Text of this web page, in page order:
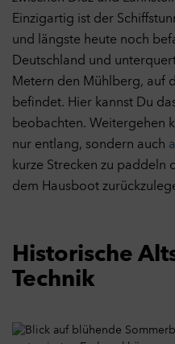
Einzigartig ist der
und längste heute noch
Deutschland und
Metern den Mühlberg, auf
befindet. Hier kannst Du
beobachten. Weitergehen
nur entlang, sondern auch
kurze Strecken zu
dem Hausboot
Historische
Technik